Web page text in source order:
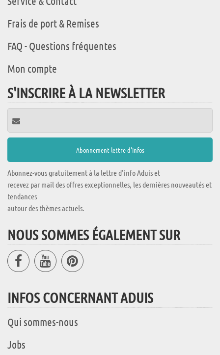
Frais de port & Remises
FAQ - Questions fréquentes
Mon compte
S'INSCRIRE À LA NEWSLETTER
Abonnez-vous gratuitement à la lettre d'info Aduis et
recevez par mail des offres exceptionnelles, les dernières nouveautés et
tendances
autour des thèmes actuels.
NOUS SOMMES ÉGALEMENT SUR
INFOS CONCERNANT ADUIS
Qui sommes-nous
Jobs